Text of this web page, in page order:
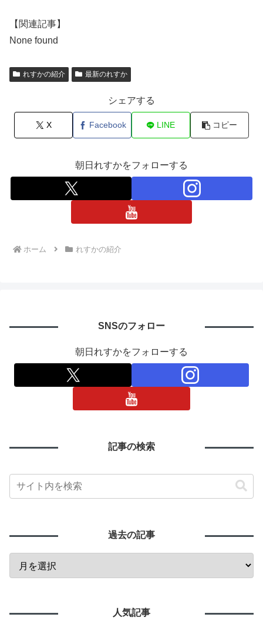
【関連記事】
None found
れすかの紹介 最新のれすか
シェアする
X Facebook LINE コピー
朝日れすかをフォローする
ホーム れすかの紹介
SNSのフォロー
朝日れすかをフォローする
記事の検索
過去の記事
人気記事